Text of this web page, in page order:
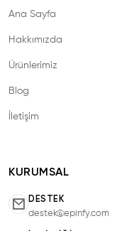
Ana Sayfa
Hakkımızda
Ürünlerimiz
Blog
İletişim
KURUMSAL
DESTEK
destek@epinfy.com